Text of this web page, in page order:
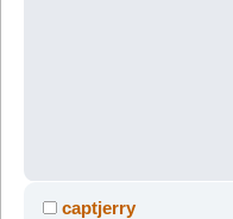
captjerry